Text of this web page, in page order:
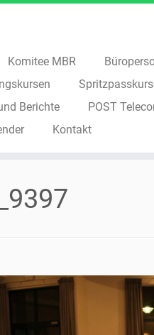
Komitee MBR
Berichte
POST
Kontakt